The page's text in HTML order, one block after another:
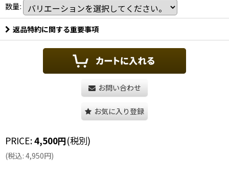
数量:
返品特約に関する重要事項
お問い合わせ
お気に入り登録
PRICE:4,500円(税別)
(税込: 4,950円)